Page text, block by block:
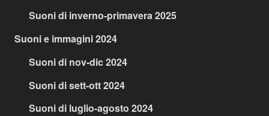
Suoni di inverno-primavera 2025
Suoni e immagini 2024
Suoni di nov-dic 2024
Suoni di sett-ott 2024
Suoni di luglio-agosto 2024